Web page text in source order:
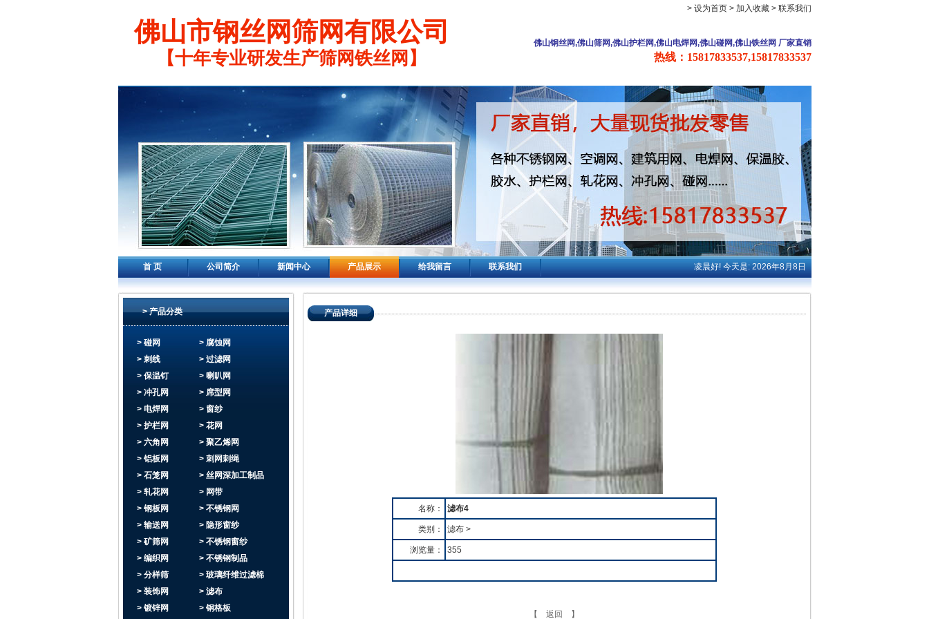
> 设为首页 > 加入收藏 > 联系我们
佛山市钢丝网筛网有限公司
【十年专业研发生产筛网铁丝网】
佛山钢丝网,佛山筛网,佛山护栏网,佛山电焊网,佛山碰网,佛山铁丝网 厂家直销
热线：15817833537,15817833537
首 页 公司简介 新闻中心 产品展示 给我留言 联系我们 凌晨好! 今天是: 2026年8月8日
> 产品分类
> 碰网
> 刺线
> 保温钉
> 冲孔网
> 电焊网
> 护栏网
> 六角网
> 铝板网
> 石笼网
> 轧花网
> 钢板网
> 输送网
> 矿筛网
> 编织网
> 分样筛
> 装饰网
> 镀锌网
> 腐蚀网
> 过滤网
> 喇叭网
> 席型网
> 窗纱
> 花网
> 聚乙烯网
> 刺网刺绳
> 丝网深加工制品
> 网带
> 不锈钢网
> 隐形窗纱
> 不锈钢窗纱
> 不锈钢制品
> 玻璃纤维过滤棉
> 滤布
> 钢格板
产品详细
名称： 滤布4
类别： 滤布 >
浏览量： 355
【 返回 】